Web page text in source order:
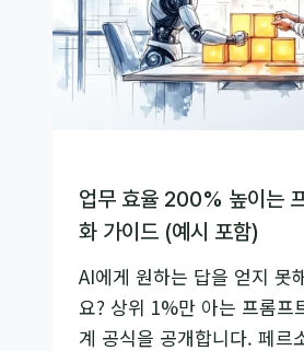
가?
AI
에
이
트
팀
구
축
을
위
업무 효율 200% 높이는
화 가이드 (예시 포함)
AI에게 원하는 답을 얻지 못
요? 상위 1%만 아는 프롬프
계 공식을 공개합니다. 페르